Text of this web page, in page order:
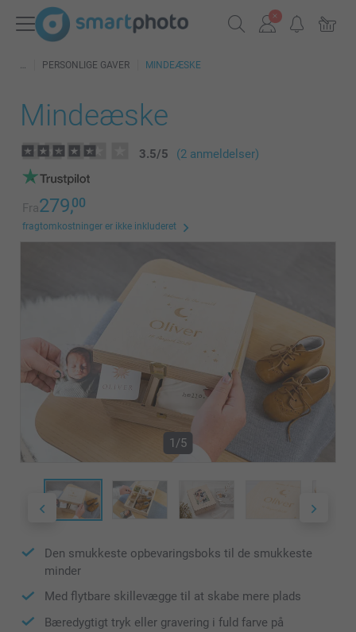
PERSONLIGE GAVER MINDEÆSKE
Mindeæske
3.5/5 (2 anmeldelser)
Fra279,00
fragtomkostninger er ikke inkluderet
1/5
Den smukkeste opbevaringsboks til de smukkeste
minder
Med flytbare skillevægge til at skabe mere plads
Bæredygtigt tryk eller gravering i fuld farve på